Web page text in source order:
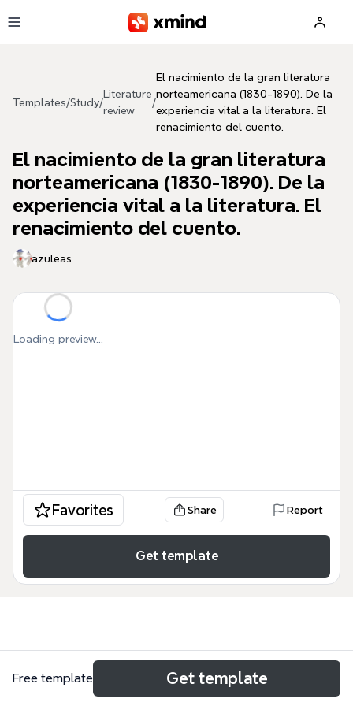
Templates/Study/
Literature
review
/
El nacimiento de la gran literatura
norteamericana (1830-1890). De la
experiencia vital a la literatura. El
renacimiento del cuento.
El nacimiento de la gran literatura
norteamericana (1830-1890). De la
experiencia vital a la literatura. El
renacimiento del cuento.
azuleas
Loading preview...
Favorites Share Report
Get template
Use cases
Literature review
Free template Get template